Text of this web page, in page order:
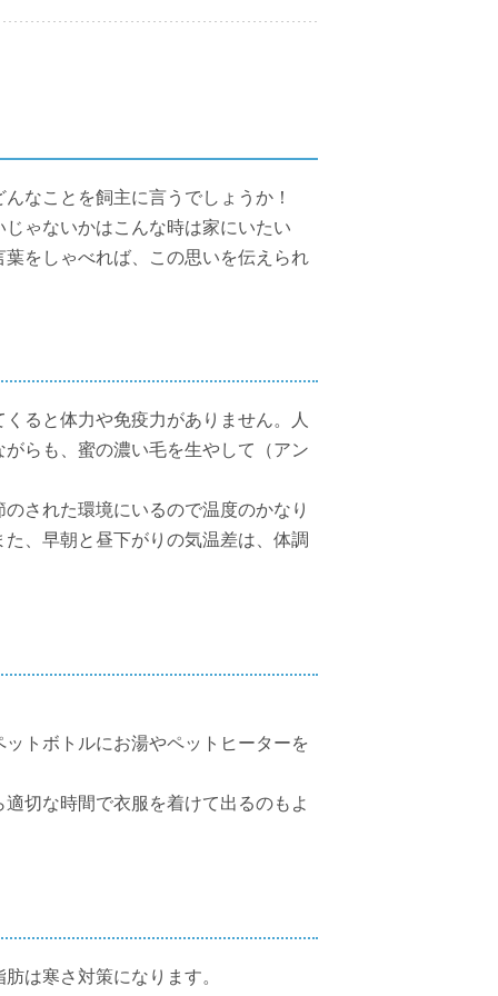
なことを飼主に言うでしょうか！
ゃないかはこんな時は家にいたい
をしゃべれば、この思いを伝えられ
ると体力や免疫力がありません。人
らも、蜜の濃い毛を生やして（アン
された環境にいるので温度のかなり
、早朝と昼下がりの気温差は、体調
トボトルにお湯やペットヒーターを
切な時間で衣服を着けて出るのもよ
は寒さ対策になります。